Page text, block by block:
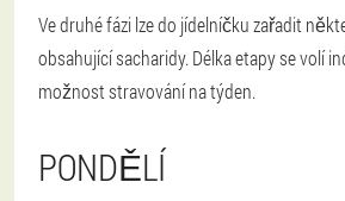
Ve druhé fázi lze do jídelníčku zařadit
obsahující sacharidy. Délka etapy se volí
možnost stravování na týden.
PONDĚLÍ